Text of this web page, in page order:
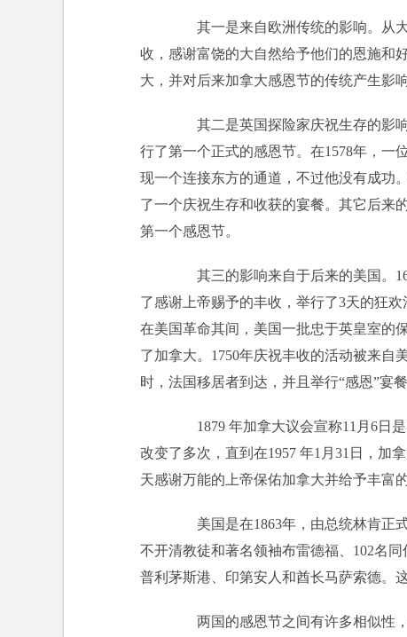
其一是来自欧洲传统的影响。从大
收，感谢富饶的大自然给予他们的恩施和
大，并对后来加拿大感恩节的传统产生影响
其二是英国探险家庆祝生存的影响
行了第一个正式的感恩节。在1578年，一
现一个连接东方的通道，不过他没有成功
了一个庆祝生存和收获的宴餐。其它后来
第一个感恩节。
其三的影响来自于后来的美国。
了感谢上帝赐予的丰收，举行了3天的狂
在美国革命其间，美国一批忠于英皇室的
了加拿大。1750年庆祝丰收的活动被来自
时，法国移居者到达，并且举行“感恩”宴
1879 年加拿大议会宣称11月6日是
改变了多次，直到在1957 年1月31日，加
天感谢万能的上帝保佑加拿大并给予丰富的
美国是在1863年，由总统林肯正式
不开清教徒和著名领袖布雷德福、102名
普利茅斯港、印第安人和酋长马萨索德。
两国的感恩节之间有许多相似性，